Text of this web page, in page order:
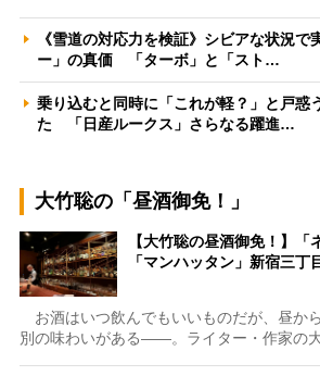
《雪道の対応力を検証》シビアな状況で
ー」の真価 「ターボ」と「スト…
乗り込むと同時に「これが軽？」と戸惑
た 「日産ルークス」さらなる躍進…
大竹聡の「昼酒御免！」
【大竹聡の昼酒御免！】「
「マンハッタン」新宿三
お酒はいつ飲んでもいいものだが、昼か
別の味わいがある――。ライター・作家の